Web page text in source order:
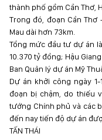
thành phố gồm Cần Thơ,
Trong đó, đoạn Cần Thơ
Mau dài hơn 73km.
Tổng mức đầu tư dự án
10.370 tỷ đồng; Hậu
Ban Quản lý dự án Mỹ
Dự án khởi công ngày
đoạn bị chậm, do thiếu
tướng Chính phủ và các
đến nay tiến độ dự án
TẤN THÁI